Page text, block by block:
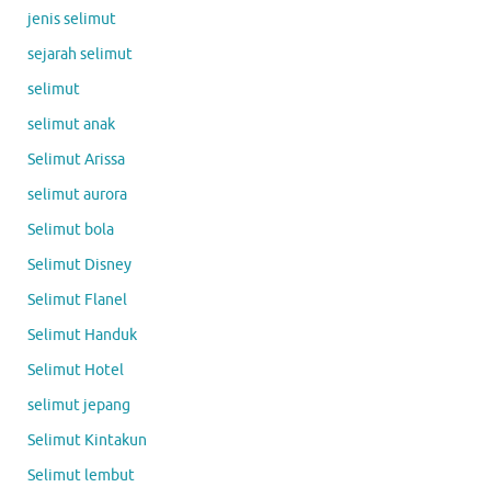
jenis selimut
sejarah selimut
selimut
selimut anak
Selimut Arissa
selimut aurora
Selimut bola
Selimut Disney
Selimut Flanel
Selimut Handuk
Selimut Hotel
selimut jepang
Selimut Kintakun
Selimut lembut